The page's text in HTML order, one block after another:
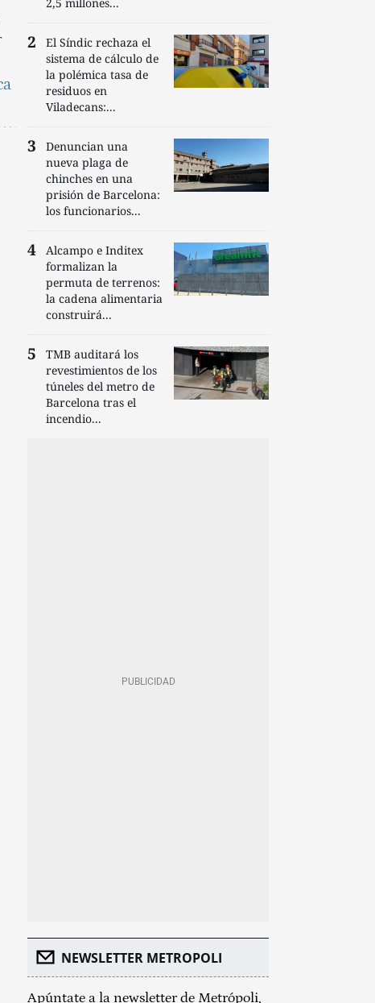
El Síndic rechaza el
sistema de cálculo de
la polémica tasa de
residuos en
Viladecans:...
Denuncian una
nueva plaga de
chinches en una
prisión de Barcelona:
los funcionarios...
Alcampo e Inditex
formalizan la
permuta de terrenos:
la cadena alimentaria
construirá...
TMB auditará los
revestimientos de los
túneles del metro de
Barcelona tras el
incendio...
NEWSLETTER METROPOLI
Apúntate a la newsletter de Metrópoli,